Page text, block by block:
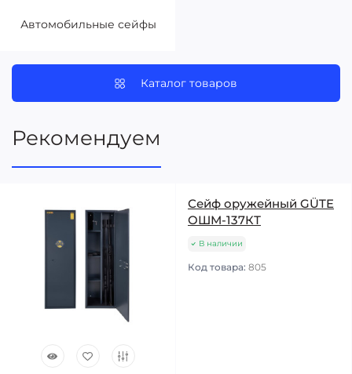
Автомобильные сейфы
Каталог товаров
Рекомендуем
Сейф оружейный GÜTE
ОШМ-137КТ
В наличии
Код товара: 805